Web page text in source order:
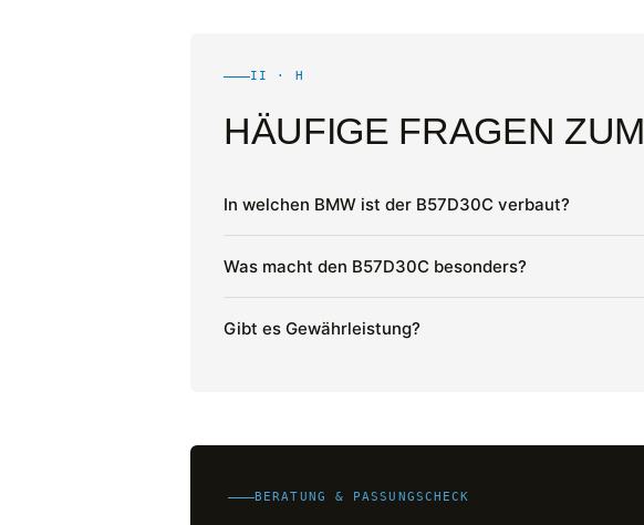
II · H
HÄUFIGE FRAGEN ZUM
In welchen BMW ist der B57D30C verbaut?
Was macht den B57D30C besonders?
Gibt es Gewährleistung?
BERATUNG & PASSUNGSCHECK